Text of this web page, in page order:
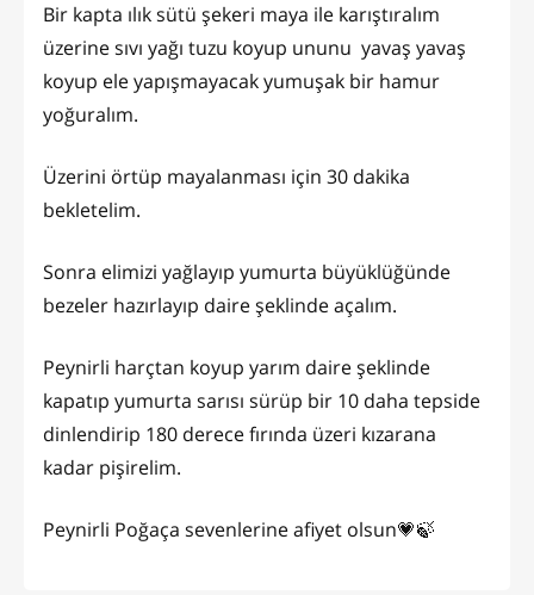
Bir kapta ılık sütü şekeri maya ile karıştıralım
üzerine sıvı yağı tuzu koyup ununu yavaş yavaş
koyup ele yapışmayacak yumuşak bir hamur
yoğuralım.
Üzerini örtüp mayalanması için 30 dakika
bekletelim.
Sonra elimizi yağlayıp yumurta büyüklüğünde
bezeler hazırlayıp daire şeklinde açalım.
Peynirli harçtan koyup yarım daire şeklinde
kapatıp yumurta sarısı sürüp bir 10 daha tepside
dinlendirip 180 derece fırında üzeri kızarana
kadar pişirelim.
Peynirli Poğaça sevenlerine afiyet olsun💗🍃